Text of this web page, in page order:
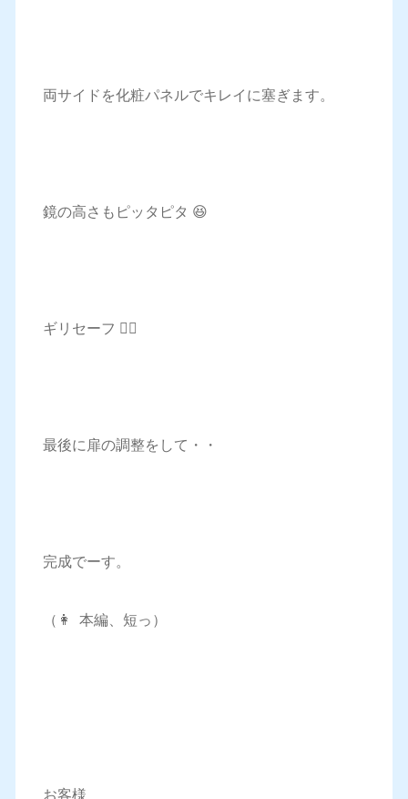
両サイドを化粧パネルでキレイに塞ぎます。
鏡の高さもピッタピタ 😆
ギリセーフ 😮‍💨
最後に扉の調整をして・・
完成でーす。
（👩 本編、短っ）
お客様